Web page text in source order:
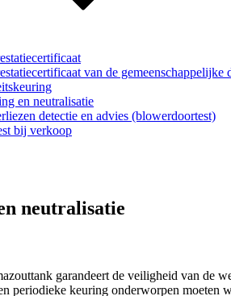
van de gemeenschappelijke
en neutralisatie
detectie en advies (blowerdoortest)
bij verkoop
neutralisatie
garandeert de veiligheid van de
periodieke keuring onderworpen moeten